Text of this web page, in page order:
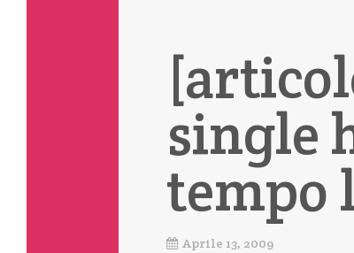
single
tempo
Aprile 13, 2009